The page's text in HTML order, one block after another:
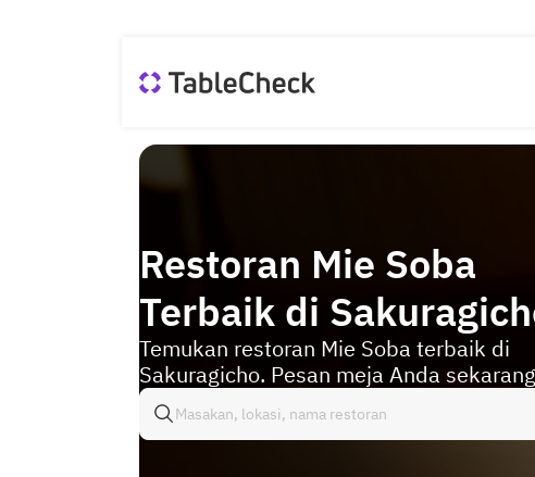
Restoran Mie Soba
Terbaik di
Temukan restoran Mie Soba terbaik di
Sakuragicho. Pesan meja Anda